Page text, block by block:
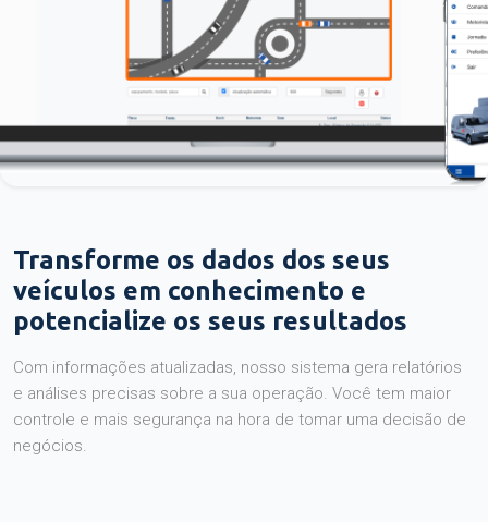
Transforme os dados dos seus
veículos em conhecimento e
potencialize os seus resultados
Com informações atualizadas, nosso sistema gera relatórios
e análises precisas sobre a sua operação. Você tem maior
controle e mais segurança na hora de tomar uma decisão de
negócios.